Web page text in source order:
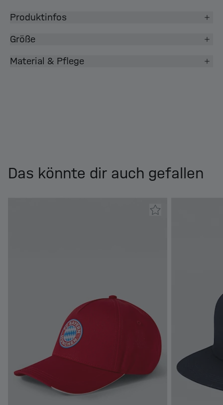
Produktinfos
Größe
Material & Pflege
Das könnte dir auch gefallen